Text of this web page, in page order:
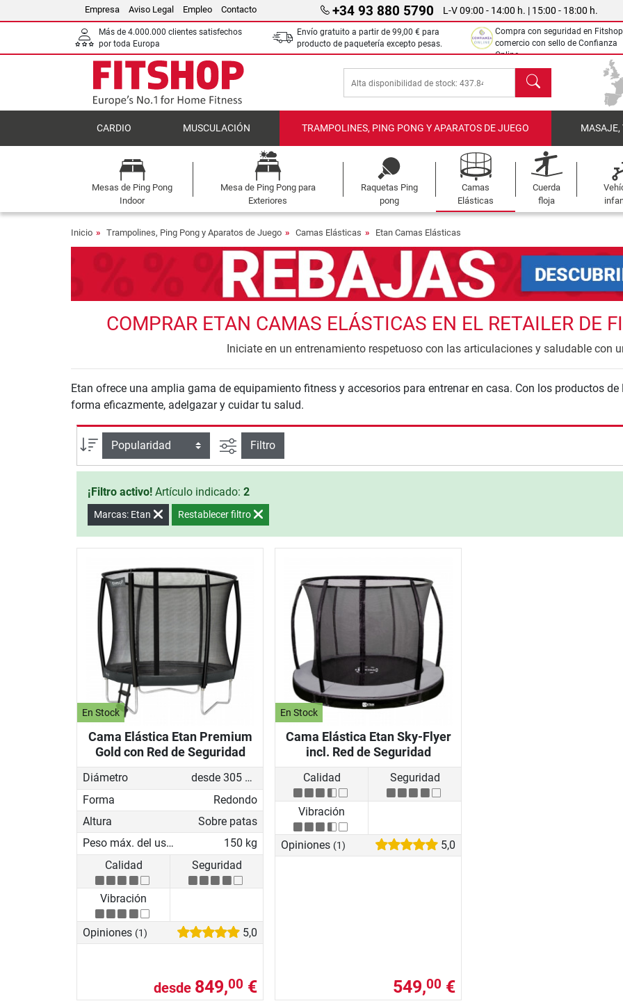
Empresa Aviso Legal Empleo Contacto +34 93 880 5790 L-V 09:00 - 14:00 h. | 15:00 - 18:00 h.
Más de 4.000.000 clientes satisfechos
por toda Europa
Envío gratuito a partir de 99,00 € para
producto de paquetería excepto pesas.
Compra con seguridad en
comercio con sello de Confianza
Online.
Buscar
CARDIO MUSCULACIÓN TRAMPOLINES, PING PONG Y APARATOS DE JUEGO MASAJE,
Mesas de Ping Pong
Indoor
Mesa de Ping Pong para
Exteriores
Raquetas Ping
pong
Camas
Elásticas
Cuerda
floja
Inicio Trampolines, Ping Pong y Aparatos de Juego Camas Elásticas Etan Camas Elásticas
COMPRAR ETAN CAMAS ELÁSTICAS EN EL RETAILER DE
Iniciate en un entrenamiento respetuoso con las articulaciones y saludable con
Etan ofrece una amplia gama de equipamiento fitness y accesorios para entrenar en casa. Con los productos de Etan Camas Elásticas puedes mantenerte en
forma eficazmente, adelgazar y cuidar tu salud.
Ordenar por Busqueda avanzada
Filtro
¡Filtro activo! Artículo indicado: 2
Marcas: Etan Restablecer filtro
En Stock
Cama Elástica Etan Premium
Gold con Red de Seguridad
Diámetro
desde 305 cm
Forma
Redondo
Altura
Sobre patas
Peso máx. del usuario
150 kg
Calidad
Seguridad
Vibración
Opiniones (1) 5,0
desde 849,00 €
En Stock
Cama Elástica Etan Sky-Flyer
incl. Red de Seguridad
Calidad Seguridad
Vibración
Opiniones (1) 5,0
549,00 €